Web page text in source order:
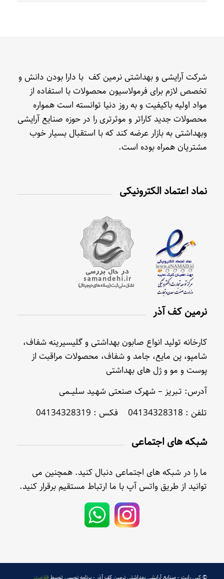
شرکت آرایشی و بهداشتی نرمین کف با دارا بودن دانش و
تخصص لازم برای فرمولاسیون محصولات با استفاده از
مواد اولیه باکیفیت و به روز دنیا توانسته است همواره
محصولات جدید کاراتر و موثرتری را در حوزه صنایع آرایشی
وبهداشتی به بازار عرضه کند که با استقبال بسیار خوب
مشتریان همراه بوده است.
نماد اعتماد الکترونیکی
نرمین کف آذر
کارخانه تولید انواع صابون بهداشتی و گلیسیرینه شفاف،
شامپو، پن مایع، جامد و شفاف، محصولات مراقبت از
پوست و مو و ژل های بهداشتی
آدرس: تـبریز – شهرک صنعتی شهـید سلیــمی
تلفن : 04134328318 فکس : 04134328319
شبکه های اجتماعی
ما را در شبکه های اجتماعی دنبال کنید. همچنین می
توانید از طریق واتس آپ با ما ارتباط مستقیم برقرار کنید.